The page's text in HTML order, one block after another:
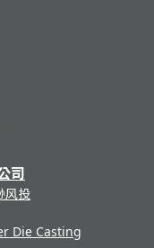
户能在本在线合集
了解我们技术出版
号或注册了附加
：
明，提高产品可靠
系您的艾里逊销
账户即可享用高
司
风投
Die Casting